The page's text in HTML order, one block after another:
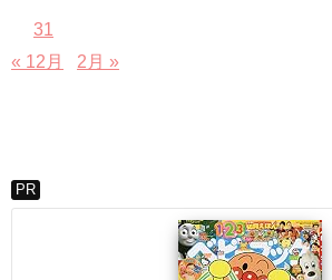
31
« 12月
2月 »
PR